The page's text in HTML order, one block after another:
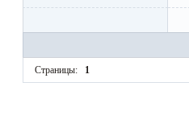
Страницы: 1